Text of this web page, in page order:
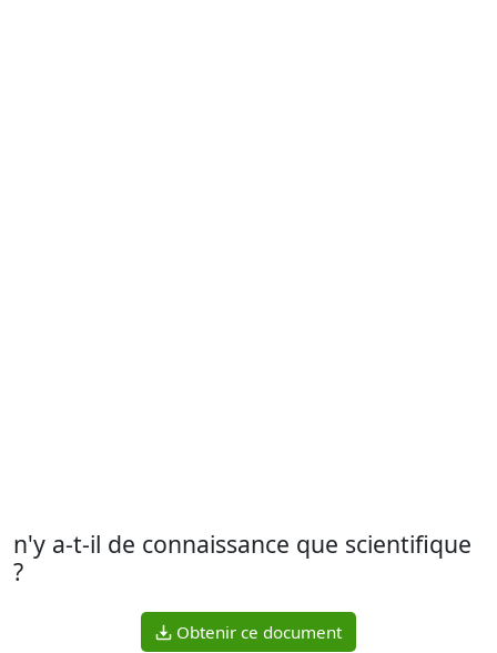
n'y a-t-il de connaissance que scientifique
?
Obtenir ce document